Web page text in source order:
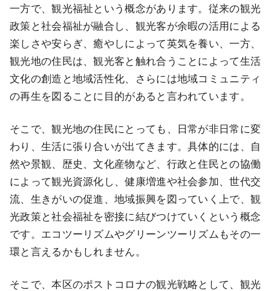
一方で、観光福祉という概念があります。従来の観光
政策と社会福祉が融合し、観光客が余暇の活用による
楽しさや安らぎ、癒やしによって英気を養い、一方、
観光地の住民は、観光客と触れ合うことによって生活
文化の創造と地域活性化、さらには地域コミュニティ
の再生を図ることに目的があると言われています。
そこで、観光地の住民にとっても、日常が非日常に変
わり、生活に張り合いが出てきます。具体的には、自
然や景観、歴史、文化産物など、行政と住民との協働
によって観光資源化し、健康増進や社会参加、世代交
流、生きがいの促進、地域振興を図っていく上で、観
光政策と社会福祉を密接に結びつけていくという概念
です。エコツーリズムやグリーンツーリズムもその一
環と言えるかもしれません。
そこで、本区のポストコロナの観光戦略として、観光